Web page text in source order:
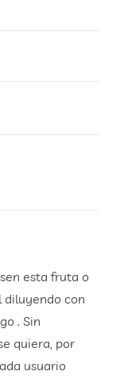
esta fruta o
diluyendo con
. Sin
quiera, por
usuario